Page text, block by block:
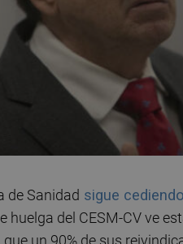
de Sanidad sigue
huelga del CESM-CV ve
un 90% de sus